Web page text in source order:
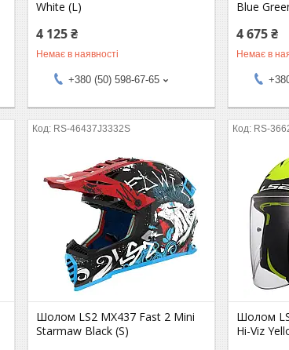
White (L)
4 125 ₴
Немає в наявності
+380 (50) 598-67-65
Blue
4 675 ₴
Немає в
RS-46437J3332S
Шолом LS2 MX437 Fast 2 Mini
Starmaw Black (S)
RS-
Шолом
Hi-Viz